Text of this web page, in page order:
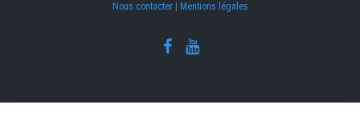
Nous contacter| Mentions légales